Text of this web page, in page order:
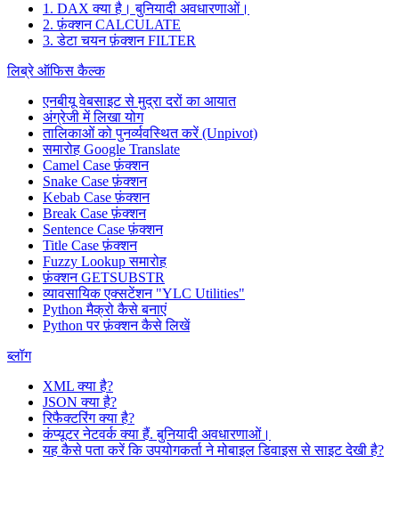
1. DAX क्या है। बुनियादी अवधारणाओं।
2. फ़ंक्शन CALCULATE
3. डेटा चयन फ़ंक्शन FILTER
लिब्रे ऑफिस कैल्क
एनबीयू वेबसाइट से मुद्रा दरों का आयात
अंग्रेजी में लिखा योग
तालिकाओं को पुनर्व्यवस्थित करें (Unpivot)
समारोह Google Translate
Camel Case फ़ंक्शन
Snake Case फ़ंक्शन
Kebab Case फ़ंक्शन
Break Case फ़ंक्शन
Sentence Case फ़ंक्शन
Title Case फ़ंक्शन
Fuzzy Lookupसमारोह
फ़ंक्शन GETSUBSTR
व्यावसायिक एक्सटेंशन "YLC Utilities"
Python मैक्रो कैसे बनाएं
Python पर फ़ंक्शन कैसे लिखें
ब्लॉग
XML क्या है?
JSON क्या है?
रिफैक्टरिंग क्या है?
कंप्यूटर नेटवर्क क्या हैं. बुनियादी अवधारणाओं।
यह कैसे पता करें कि उपयोगकर्ता ने मोबाइल डिवाइस से साइट देखी है?